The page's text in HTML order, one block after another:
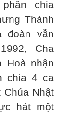
chia
Thánh
đoàn vẫn
Cha
Hoà nhận
chia 4 ca
Chúa Nhật
hát một